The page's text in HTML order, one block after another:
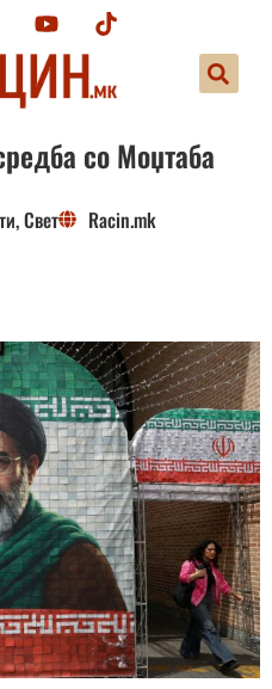
со Моџтаба
,Свет Racin.mk